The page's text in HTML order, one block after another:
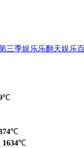
三季娱乐乐翻天娱乐
℃
℃
1634℃